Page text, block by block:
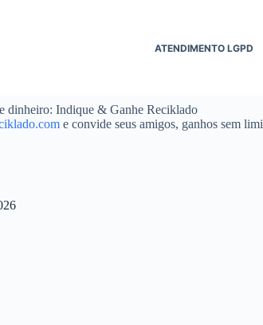
ATENDIMENTO LGPD
dinheiro: Indique & Ganhe Reciklado
e convide seus amigos, ganhos sem